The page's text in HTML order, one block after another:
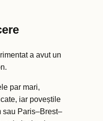
a avut un
par mari,
iar poveștile
sau Paris–Brest–